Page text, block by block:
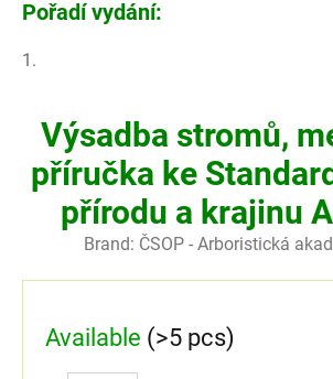
Výsadba stromů,
příručka ke
přírodu a krajinu
Brand: ČSOP - Arboristická
Pořadí vydání:
1.
Available (>5 pcs)